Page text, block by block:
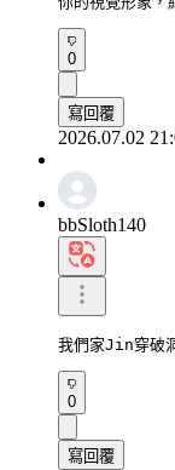
0
寫回覆
2026.07.02
bbSloth140
我們家Jin穿破
0
寫回覆